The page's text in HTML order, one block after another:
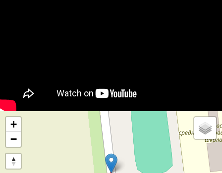
+
−